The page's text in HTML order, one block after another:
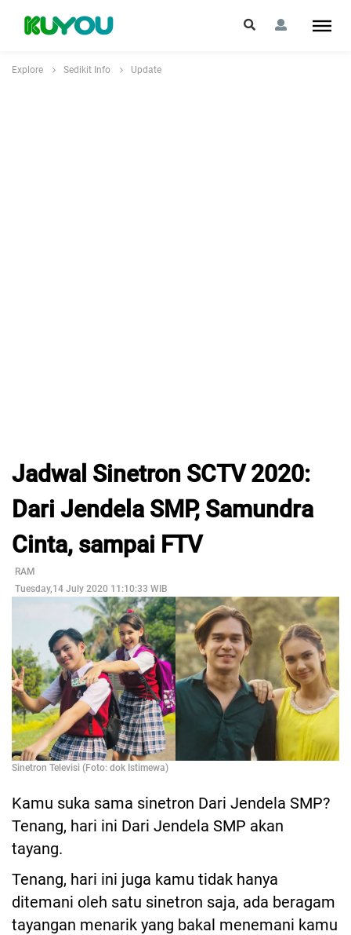
Explore Sedikit Info Update
Jadwal Sinetron SCTV 2020:
Dari Jendela SMP, Samundra
Cinta, sampai FTV
RAM
Tuesday,14 July 2020 11:10:33 WIB
Sinetron Televisi (Foto: dok Istimewa)
Kamu suka sama sinetron Dari Jendela SMP?
Tenang, hari ini Dari Jendela SMP akan
tayang.
Tenang, hari ini juga kamu tidak hanya
ditemani oleh satu sinetron saja, ada beragam
tayangan menarik yang bakal menemani kamu